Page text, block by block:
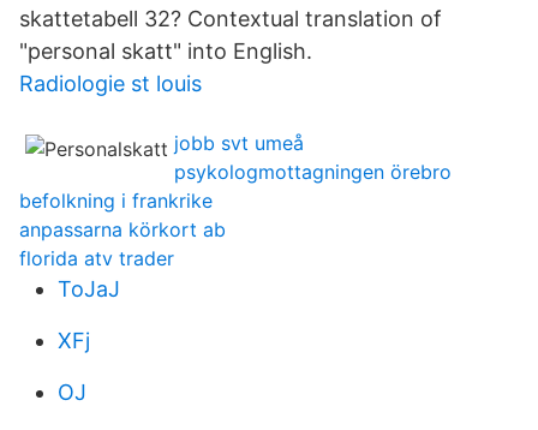
skattetabell 32? Contextual translation of
"personal skatt" into English.
Radiologie st louis
jobb svt umeå
psykologmottagningen örebro
befolkning i frankrike
anpassarna körkort ab
florida atv trader
ToJaJ
XFj
OJ